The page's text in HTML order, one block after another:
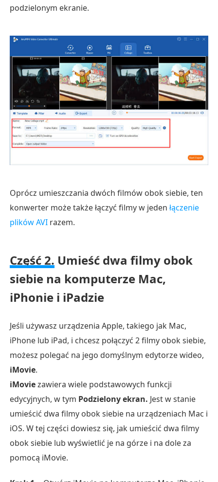
podzielonym ekranie.
Oprócz umieszczania dwóch filmów obok siebie, ten
konwerter może także łączyć filmy w jeden łączenie
plików AVI razem.
Część 2. Umieść dwa filmy obok
siebie na komputerze Mac,
iPhonie i iPadzie
Jeśli używasz urządzenia Apple, takiego jak Mac,
iPhone lub iPad, i chcesz połączyć 2 filmy obok siebie,
możesz polegać na jego domyślnym edytorze wideo,
iMovie.
iMoviezawiera wiele podstawowych funkcji
edycyjnych, w tym Podzielony ekran. Jest w stanie
umieścić dwa filmy obok siebie na urządzeniach Mac i
iOS. W tej części dowiesz się, jak umieścić dwa filmy
obok siebie lub wyświetlić je na górze i na dole za
pomocą iMovie.